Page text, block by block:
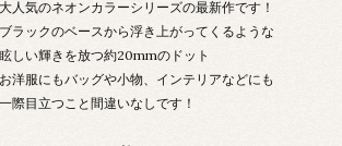
大人気のネオンカラーシリーズの最新作です！
ブラックのベースから浮き上がってくるような
眩しい輝きを放つ約20mmのドット
お洋服にもバッグや小物、インテリアなどにも
一際目立つこと間違いなしです！